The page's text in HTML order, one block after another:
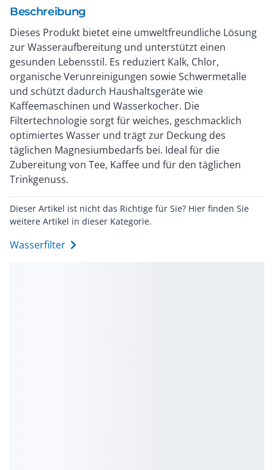
Beschreibung
Dieses Produkt bietet eine umweltfreundliche Lösung
zur Wasseraufbereitung und unterstützt einen
gesunden Lebensstil. Es reduziert Kalk, Chlor,
organische Verunreinigungen sowie Schwermetalle
und schützt dadurch Haushaltsgeräte wie
Kaffeemaschinen und Wasserkocher. Die
Filtertechnologie sorgt für weiches, geschmacklich
optimiertes Wasser und trägt zur Deckung des
täglichen Magnesiumbedarfs bei. Ideal für die
Zubereitung von Tee, Kaffee und für den täglichen
Trinkgenuss.
Dieser Artikel ist nicht das Richtige für Sie? Hier finden Sie
weitere Artikel in dieser Kategorie.
Wasserfilter